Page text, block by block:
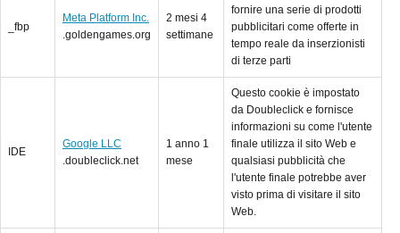
_fbp
Meta Platform Inc.
.goldengames.org
2 mesi 4
settimane
fornire una serie di prodotti
pubblicitari come offerte in
tempo reale da inserzionisti
di terze parti
IDE
Google LLC
.doubleclick.net
1 anno 1
mese
Questo cookie è impostato
da Doubleclick e fornisce
informazioni su come l'utente
finale utilizza il sito Web e
qualsiasi pubblicità che
l'utente finale potrebbe aver
visto prima di visitare il sito
Web.